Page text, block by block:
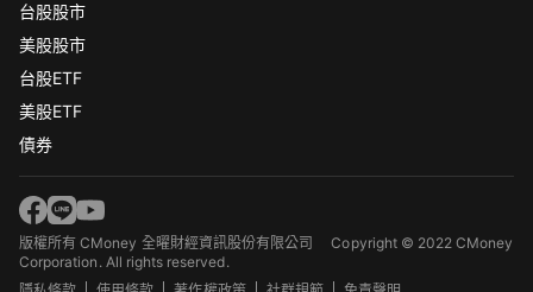
台股股市
美股股市
台股ETF
美股ETF
債券
版權所有 CMoney 全曜財經資訊股份有限公司Copyright © 2022 CMoney
Corporation. All rights reserved.